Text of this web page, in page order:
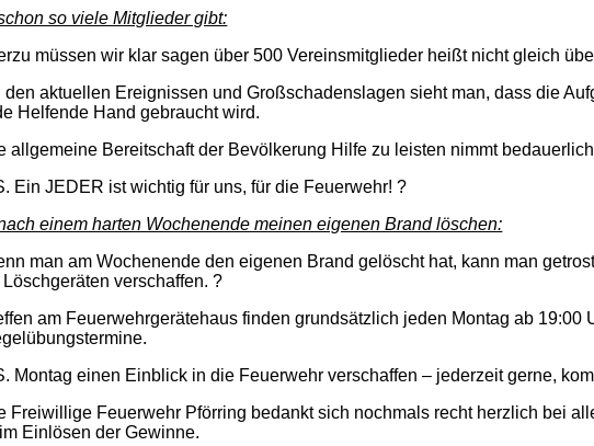
so viele Mitglieder gibt:
müssen wir klar sagen über 500 Vereinsmitglieder heißt nicht gleich
den aktuellen Ereignissen und Großschadenslagen sieht man, dass die
Helfende Hand gebraucht wird.
allgemeine Bereitschaft der Bevölkerung Hilfe zu leisten nimmt
Ein JEDER ist wichtig für uns, für die Feuerwehr! ?
einem harten Wochenende meinen eigenen Brand löschen:
man am Wochenende den eigenen Brand gelöscht hat, kann man
Löschgeräten verschaffen. ?
am Feuerwehrgerätehaus finden grundsätzlich jeden Montag ab
Montag einen Einblick in die Feuerwehr verschaffen – jederzeit gerne,
Freiwillige Feuerwehr Pförring bedankt sich nochmals recht herzlich bei
Einlösen der Gewinne.